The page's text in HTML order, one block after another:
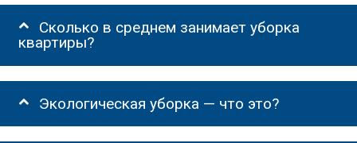
Сколько в среднем занимает уборка
квартиры?
Экологическая уборка — что это?